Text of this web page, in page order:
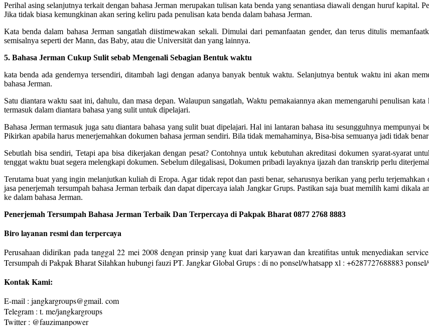
Perihal asing selanjutnya terkait dengan bahasa Jerman merupakan tulisan kata benda yang senantiasa diawali dengan huruf kapital.
Jika tidak biasa kemungkinan akan sering keliru pada penulisan kata benda dalam bahasa Jerman.
Kata benda dalam bahasa Jerman sangatlah diistimewakan sekali. Dimulai dari pemanfaatan gender, dan terus ditulis
semisalnya seperti der Mann, das Baby, atau die Universität dan yang lainnya.
5. Bahasa Jerman Cukup Sulit sebab Mengenali Sebagian Bentuk waktu
kata benda ada gendernya tersendiri, ditambah lagi dengan adanya banyak bentuk waktu. Selanjutnya bentuk waktu ini akan
bahasa Jerman.
Satu diantara waktu saat ini, dahulu, dan masa depan. Walaupun sangatlah, Waktu pemakaiannya akan memengaruhi penulisan
termasuk dalam diantara bahasa yang sulit untuk dipelajari.
Bahasa Jerman termasuk juga satu diantara bahasa yang sulit buat dipelajari. Hal ini lantaran bahasa itu sesungguhnya mempunyai
Pikirkan apabila harus menerjemahkan dokumen bahasa jerman sendiri. Bila tidak memahaminya, Bisa-bisa semuanya jadi tidak
Sebutlah bisa sendiri, Tetapi apa bisa dikerjakan dengan pesat? Contohnya untuk kebutuhan akreditasi dokumen syarat-syarat
tenggat waktu buat segera melengkapi dokumen. Sebelum dilegalisasi, Dokumen pribadi layaknya ijazah dan transkrip perlu
Terutama buat yang ingin melanjutkan kuliah di Eropa. Agar tidak repot dan pasti benar, seharusnya berikan yang perlu terjemahkan
jasa penerjemah tersumpah bahasa Jerman terbaik dan dapat dipercaya ialah Jangkar Grups. Pastikan saja buat memilih kami dikala
ke dalam bahasa Jerman.
Penerjemah Tersumpah Bahasa Jerman Terbaik Dan Terpercaya di Pakpak Bharat 0877 2768 8883
Biro layanan resmi dan terpercaya
Perusahaan didirikan pada tanggal 22 mei 2008 dengan prinsip yang kuat dari karyawan dan kreatifitas untuk menyediakan
Tersumpah di Pakpak Bharat Silahkan hubungi fauzi PT. Jangkar Global Grups : di no ponsel/whatsapp xl : +6287727688883
Kontak Kami:
E-mail : jangkargroups@gmail. com
Telegram : t. me/jangkargroups
Twitter : @fauzimanpower